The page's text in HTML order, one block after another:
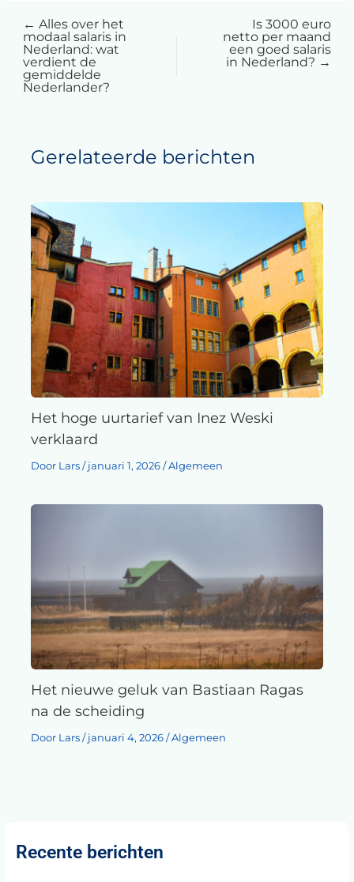
← Alles over het
modaal salaris in
Nederland: wat
verdient de
gemiddelde
Nederlander?
Is 3000 euro
netto per maand
een goed salaris
in Nederland? →
Gerelateerde berichten
Het hoge uurtarief van Inez Weski
verklaard
Door Lars / januari 1, 2026 /Algemeen
Het nieuwe geluk van Bastiaan Ragas
na de scheiding
Door Lars / januari 4, 2026 /Algemeen
Recente berichten